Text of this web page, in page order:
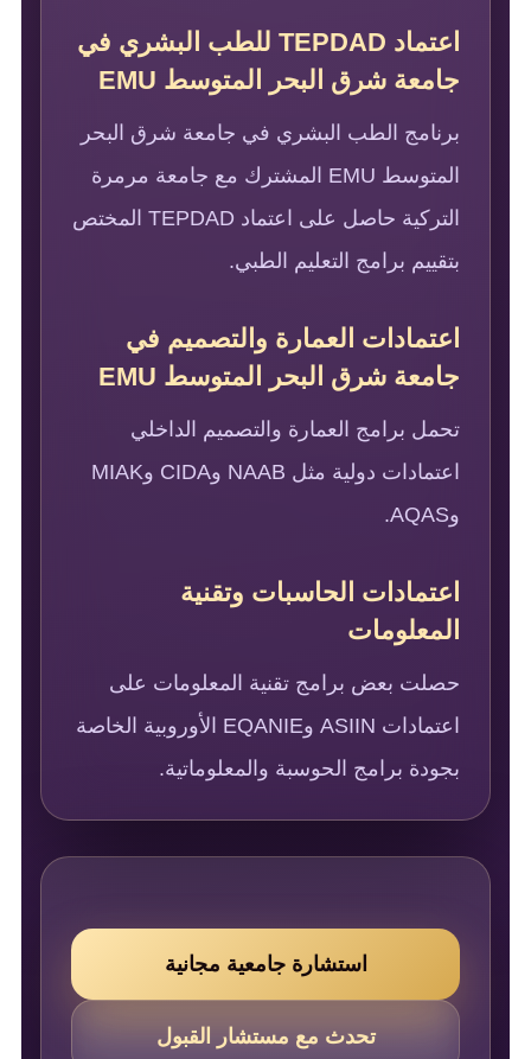
اعتماد TEPDAD للطب البشري في
جامعة شرق البحر المتوسط EMU
برنامج الطب البشري في جامعة شرق البحر
المتوسط EMU المشترك مع جامعة مرمرة
التركية حاصل على اعتماد TEPDAD المختص
بتقييم برامج التعليم الطبي.
اعتمادات العمارة والتصميم في
جامعة شرق البحر المتوسط EMU
تحمل برامج العمارة والتصميم الداخلي
اعتمادات دولية مثل NAAB وCIDA وMIAK
وAQAS.
اعتمادات الحاسبات وتقنية
المعلومات
حصلت بعض برامج تقنية المعلومات على
اعتمادات ASIIN وEQANIE الأوروبية الخاصة
بجودة برامج الحوسبة والمعلوماتية.
استشارة جامعية مجانية
تحدث مع مستشار القبول